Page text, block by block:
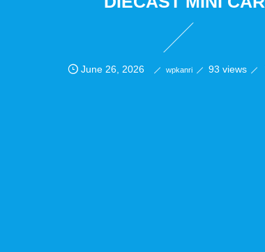
June 26, 2026 wpkanri 93 views